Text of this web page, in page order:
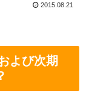
2015.08.21
よび次期